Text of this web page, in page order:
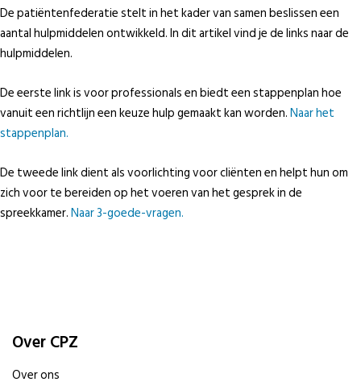
De patiëntenfederatie stelt in het kader van samen beslissen een
aantal hulpmiddelen ontwikkeld. In dit artikel vind je de links naar de
hulpmiddelen.
De eerste link is voor professionals en biedt een stappenplan hoe
vanuit een richtlijn een keuze hulp gemaakt kan worden.Naar het
stappenplan.
De tweede link dient als voorlichting voor cliënten en helpt hun om
zich voor te bereiden op het voeren van het gesprek in de
spreekkamer.Naar 3-goede-vragen.
Over CPZ
Over ons